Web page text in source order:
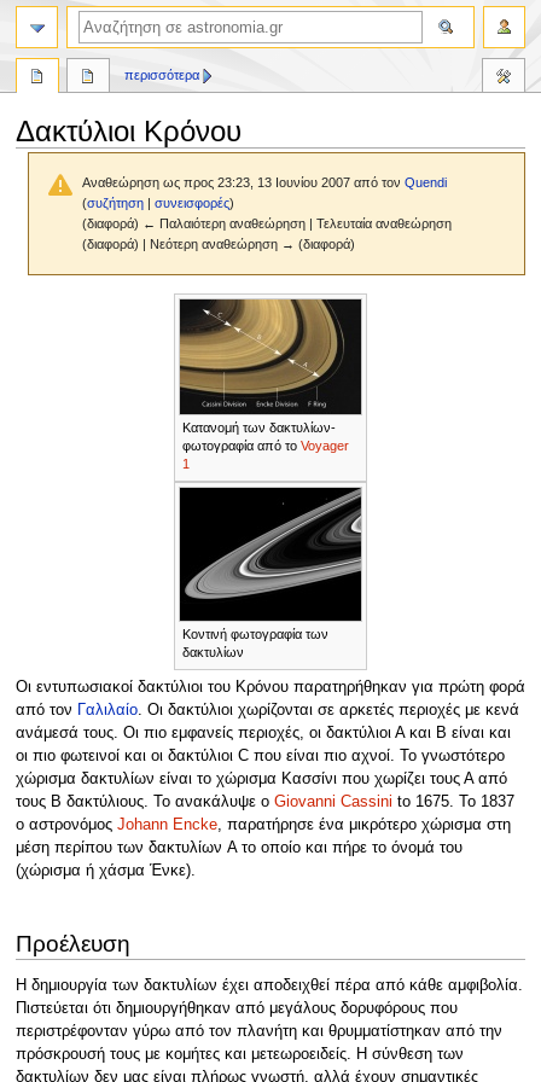
Δακτύλιοι Κρόνου
Αναθεώρηση ως προς 23:23, 13 Ιουνίου 2007 από τονQuendi
(συζήτηση |συνεισφορές)
(διαφορά) ← Παλαιότερη αναθεώρηση | Τελευταία αναθεώρηση
(διαφορά) | Νεότερη αναθεώρηση → (διαφορά)
Κατανομή των δακτυλίων-
φωτογραφία από το Voyager
1
Κοντινή φωτογραφία των
δακτυλίων
Οι εντυπωσιακοί δακτύλιοι του Κρόνου παρατηρήθηκαν για πρώτη φορά
από τον Γαλιλαίο. Οι δακτύλιοι χωρίζονται σε αρκετές περιοχές με κενά
ανάμεσά τους. Οι πιο εμφανείς περιοχές, οι δακτύλιοι Α και Β είναι και
οι πιο φωτεινοί και οι δακτύλιοι C που είναι πιο αχνοί. Το γνωστότερο
χώρισμα δακτυλίων είναι το χώρισμα Κασσίνι που χωρίζει τους Α από
τους Β δακτύλιους. Το ανακάλυψε ο Giovanni Cassini to 1675. Το 1837
ο αστρονόμος Johann Encke, παρατήρησε ένα μικρότερο χώρισμα στη
μέση περίπου των δακτυλίων A το οποίο και πήρε το όνομά του
(χώρισμα ή χάσμα Ένκε).
Προέλευση
Η δημιουργία των δακτυλίων έχει αποδειχθεί πέρα από κάθε αμφιβολία.
Πιστεύεται ότι δημιουργήθηκαν από μεγάλους δορυφόρους που
περιστρέφονταν γύρω από τον πλανήτη και θρυμματίστηκαν από την
πρόσκρουσή τους με κομήτες και μετεωροειδείς. Η σύνθεση των
δακτυλίων δεν μας είναι πλήρως γνωστή, αλλά έχουν σημαντικές
περισσότερα
αναζήτηση